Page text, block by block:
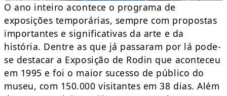
O ano inteiro acontece o programa de
exposições temporárias, sempre com propostas
importantes e significativas da arte e da
história. Dentre as que já passaram por lá pode-
se destacar a Exposição de Rodin que aconteceu
em 1995 e foi o maior sucesso de público do
museu, com 150.000 visitantes em 38 dias. Além